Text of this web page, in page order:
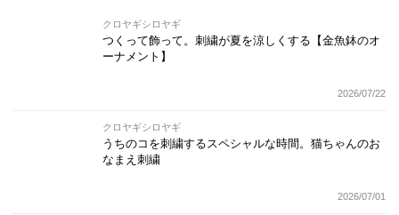
クロヤギシロヤギ
つくって飾って。刺繍が夏を涼しくする【金魚鉢のオ
ーナメント】
2026/07/22
クロヤギシロヤギ
うちのコを刺繍するスペシャルな時間。猫ちゃんのお
なまえ刺繍
2026/07/01